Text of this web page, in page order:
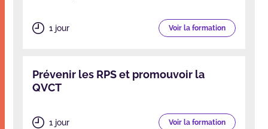
1 jour Voir la formation
Prévenir les RPS et promouvoir la
QVCT
1 jour Voir la formation